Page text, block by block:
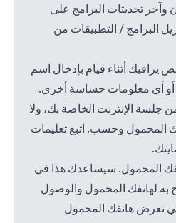
وآخر تحديثات البرامج على
البرامج / التطبيقات من
أثناء قيام بإدخال اسم
أو أي معلومات حساسة أخرى.
جلسة الإنترنت الخاصة بك، ولا
المحمول وحسب. اتبع تعليمات
المحمول. سيساعدك هذا في
به لهاتفك المحمول والوصول
تعرض هاتفك المحمول